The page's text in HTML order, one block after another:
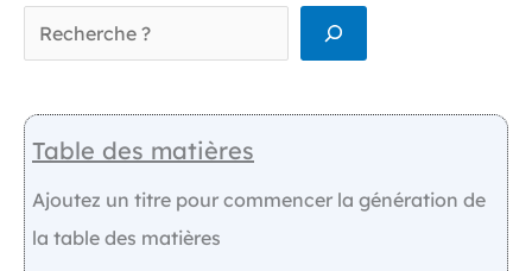
Table des matières
Ajoutez un titre pour commencer la génération de
la table des matières